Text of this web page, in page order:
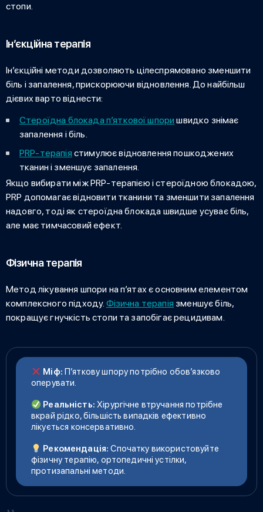
стопи.
Ін’єкційна терапія
Ін’єкційні методи дозволяють цілеспрямовано зменшити
біль і запалення, прискорюючи відновлення. До найбільш
дієвих варто віднести:
Стероїдна блокада п’яткової шпори швидко знімає
запалення і біль.
PRP-терапія стимулює відновлення пошкоджених
тканин і зменшує запалення.
Якщо вибирати між PRP-терапією і стероїдною блокадою,
PRP допомагає відновити тканини та зменшити запалення
надовго, тоді як стероїдна блокада швидше усуває біль,
але має тимчасовий ефект.
Фізична терапія
Методлікування шпори на п’ятах є основним елементом
комплексного підходу. Фізична терапія зменшує біль,
покращує гнучкість стопи та запобігає рецидивам.
Міф: П’яткову шпору потрібно обов’язково
оперувати.
Реальність: Хірургічне втручання потрібне
вкрай рідко, більшість випадків ефективно
лікується консервативно.
Рекомендація: Спочатку використовуйте
фізичну терапію, ортопедичні устілки,
протизапальні методи.